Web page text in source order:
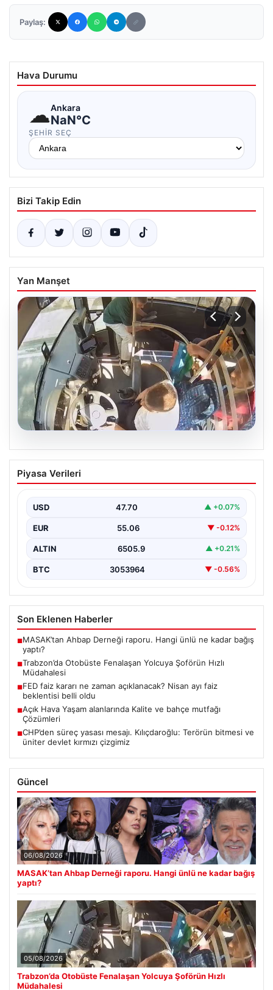
Paylaş:
Hava Durumu
☁Ankara
NaN°C
ŞEHIR SEÇ
Bizi Takip Edin
Yan Manşet
Trabzon’da Otobüste Fenalaşan
Yolcuya Şoförün Hızlı Müdahalesi
yaşındaki yolcu Hasan Öner’in hayatı, şoför Sinan
Erdoğan’ın…
Piyasa Verileri
USD 47.70 ▲ +0.07%
EUR 55.06 ▼ -0.12%
ALTIN 6505.9 ▲ +0.21%
BTC 3053964 ▼ -0.56%
Son Eklenen Haberler
■MASAK’tan Ahbap Derneği raporu. Hangi ünlü ne kadar bağış
yaptı?
■Trabzon’da Otobüste Fenalaşan Yolcuya Şoförün Hızlı
Müdahalesi
■FED faiz kararı ne zaman açıklanacak? Nisan ayı faiz
beklentisi belli oldu
■Açık Hava Yaşam alanlarında Kalite ve bahçe mutfağı
Çözümleri
■CHP’den süreç yasası mesajı. Kılıçdaroğlu: Terörün bitmesi ve
üniter devlet kırmızı çizgimiz
Güncel
06/08/2026
MASAK’tan Ahbap Derneği raporu. Hangi ünlü ne kadar bağış
yaptı?
05/08/2026
Trabzon’da Otobüste Fenalaşan Yolcuya Şoförün Hızlı
Müdahalesi